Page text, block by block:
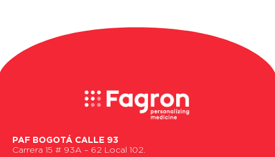
PAF BOGOTÁ CALLE 93
Carrera 15 # 93A – 62 Local 102.